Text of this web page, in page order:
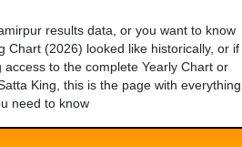
results data, or you want to know
Chart (2026) looked like historically, or if
to the complete Yearly Chart or
King, this is the page with everything
need to know